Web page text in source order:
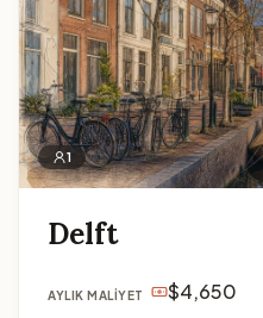
1
Delft
AYLIK MALIYET $4,650